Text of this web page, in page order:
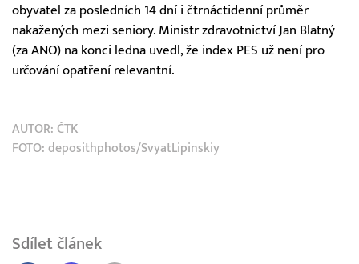
obyvatel za posledních 14 dní i čtrnáctidenní průměr
nakažených mezi seniory. Ministr zdravotnictví Jan Blatný
(za ANO) na konci ledna uvedl, že index PES už není pro
určování opatření relevantní.
AUTOR: ČTK
FOTO: deposithphotos/SvyatLipinskiy
Sdílet článek